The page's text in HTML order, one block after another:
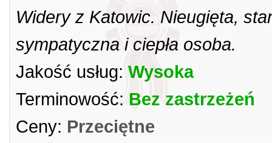
Widery z Katowic. Nieugięta,
sympatyczna i ciepła osoba.
Jakość usług: Wysoka
Terminowość: Bez zastrzeżeń
Ceny: Przeciętne